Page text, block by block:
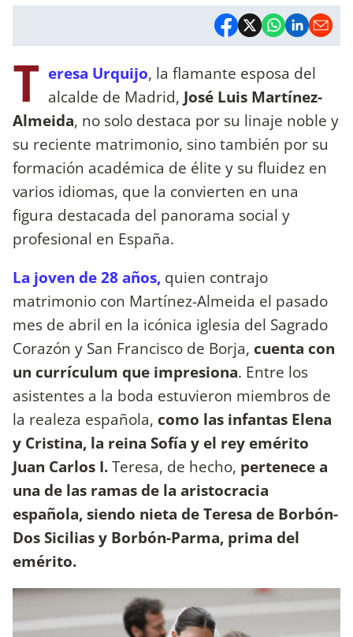
T eresa Urquijo, la flamante esposa del
alcalde de Madrid, José Luis Martínez-
Almeida, no solo destaca por su linaje noble y
su reciente matrimonio, sino también por su
formación académica de élite y su fluidez en
varios idiomas, que la convierten en una
figura destacada del panorama social y
profesional en España.
La joven de 28 años, quien contrajo
matrimonio con Martínez-Almeida el pasado
mes de abril en la icónica iglesia del Sagrado
Corazón y San Francisco de Borja, cuenta con
un currículum que impresiona. Entre los
asistentes a la boda estuvieron miembros de
la realeza española, como las infantas Elena
y Cristina, la reina Sofía y el rey emérito
Juan Carlos I.Teresa, de hecho, pertenece a
una de las ramas de la aristocracia
española, siendo nieta de Teresa de Borbón-
Dos Sicilias y Borbón-Parma, prima del
emérito.